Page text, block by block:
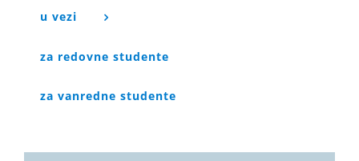
u vezi
za redovne studente
za vanredne studente